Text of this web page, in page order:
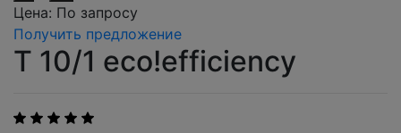
Цена: По запросу
Получить предложение
T 10/1 eco!efficiency